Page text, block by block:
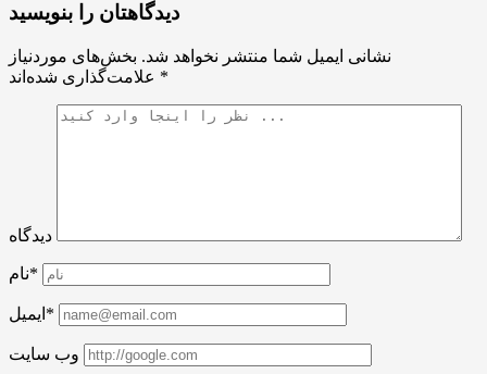
دیدگاهتان را بنویسید
نشانی ایمیل شما منتشر نخواهد شد. بخش‌های موردنیاز
*
دیدگاه
نام*
ایمیل*
وب سایت